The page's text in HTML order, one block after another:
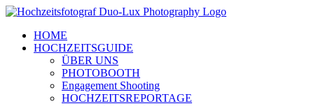
Zum
springenHOME
HOCHZEITSGUIDE
ÜBER UNS
PHOTOBOOTH
Engagement Shooting
HOCHZEITSREPORTAGE